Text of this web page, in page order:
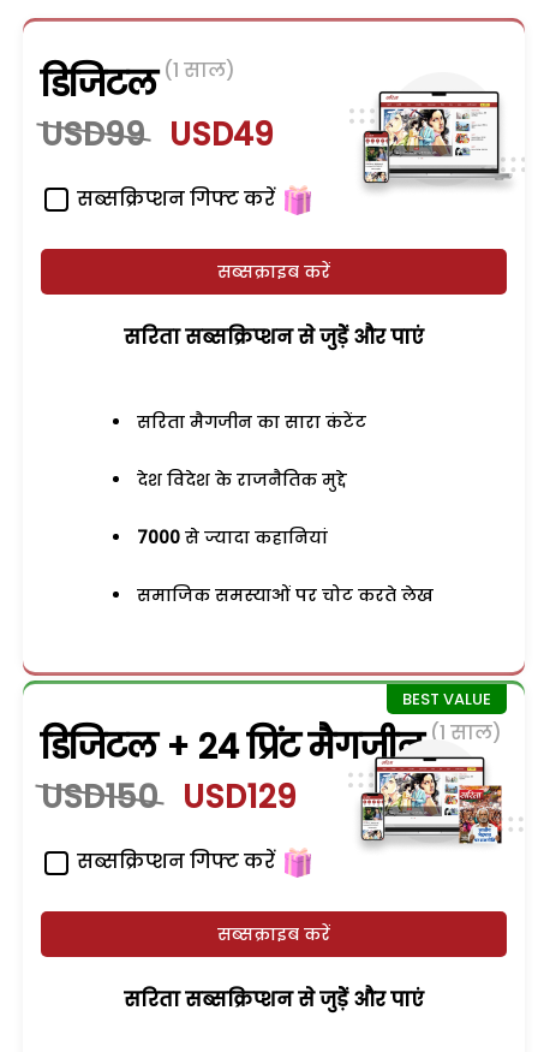
डिजिटल (1 साल)
USD99 USD49
सब्सक्रिप्शन गिफ्ट करें
सब्सक्राइब करें
सरिता सब्सक्रिप्शन से जुड़ेें और पाएं
सरिता मैगजीन का सारा कंटेंट
देश विदेश के राजनैतिक मुद्दे
7000 से ज्यादा कहानियां
समाजिक समस्याओं पर चोट करते लेख
डिजिटल + 24 प्रिंट मैगजीन (1 साल)
USD150 USD129
सब्सक्रिप्शन गिफ्ट करें
सब्सक्राइब करें
सरिता सब्सक्रिप्शन से जुड़ेें और पाएं